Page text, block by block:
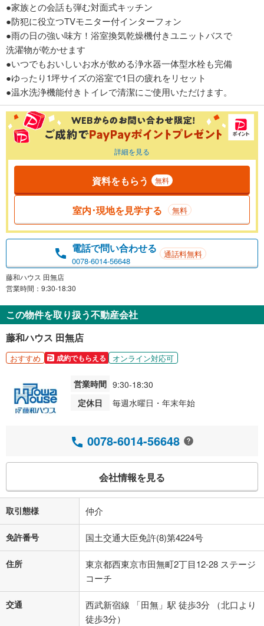
●家族との会話も弾む対面式キッチン
●防犯に役立つTVモニター付インターフォン
●雨の日の強い味方！浴室換気乾燥機付きユニットバスで
洗濯物が乾かせます
●いつでもおいしいお水が飲める浄水器一体型水栓も完備
●ゆったり1坪サイズの浴室で1日の疲れをリセット
●温水洗浄機能付きトイレで清潔にご使用いただけます。
詳細を見る
資料をもらう 無料
室内･現地を見学する 無料
電話で問い合わせる
0078-6014-56648
通話料無料
藤和ハウス 田無店
営業時間：9:30-18:30
この物件を取り扱う不動産会社
藤和ハウス 田無店
おすすめ 成約でもらえる オンライン対応可
営業時間 9:30-18:30
定休日
毎週水曜日・年末年始
0078-6014-56648
会社情報を見る
取引態様 仲介
免許番号 国土交通大臣免許(8)第4224号
住所
東京都西東京市田無町2丁目12-28 ステージ
コーチ
交通
西武新宿線 「田無」駅 徒歩3分 （北口より
徒歩3分）